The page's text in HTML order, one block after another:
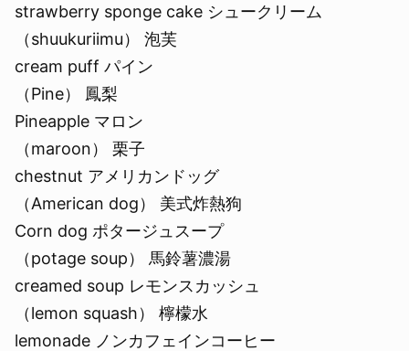
strawberry sponge cake シュークリーム
（shuukuriimu） 泡芙
cream puff パイン
（Pine） 鳳梨
Pineapple マロン
（maroon） 栗子
chestnut アメリカンドッグ
（American dog） 美式炸熱狗
Corn dog ポタージュスープ
（potage soup） 馬鈴薯濃湯
creamed soup レモンスカッシュ
（lemon squash） 檸檬水
lemonade ノンカフェインコーヒー